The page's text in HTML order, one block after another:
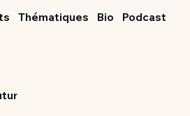
Thématiques Podcast
Bio